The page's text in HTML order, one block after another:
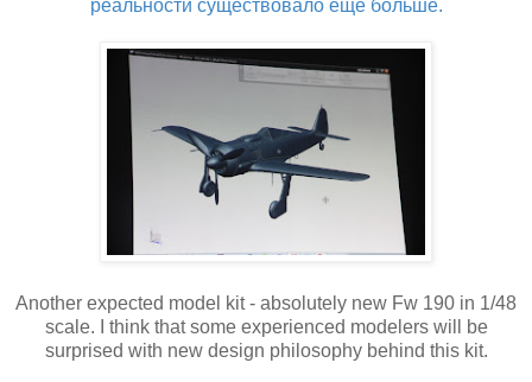
реальности существовало ещё больше.
Another expected model kit - absolutely new Fw 190 in 1/48
scale. I think that some experienced modelers will be
surprised with new design philosophy behind this kit.